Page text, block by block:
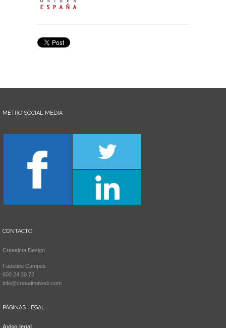
METRO SOCIAL MEDIA
CONTACTO
Creaalma Design
Faustino Campos
600 24 20 72
info@creaalmaweb.com
PÁGINAS LEGAL
Aviso legal